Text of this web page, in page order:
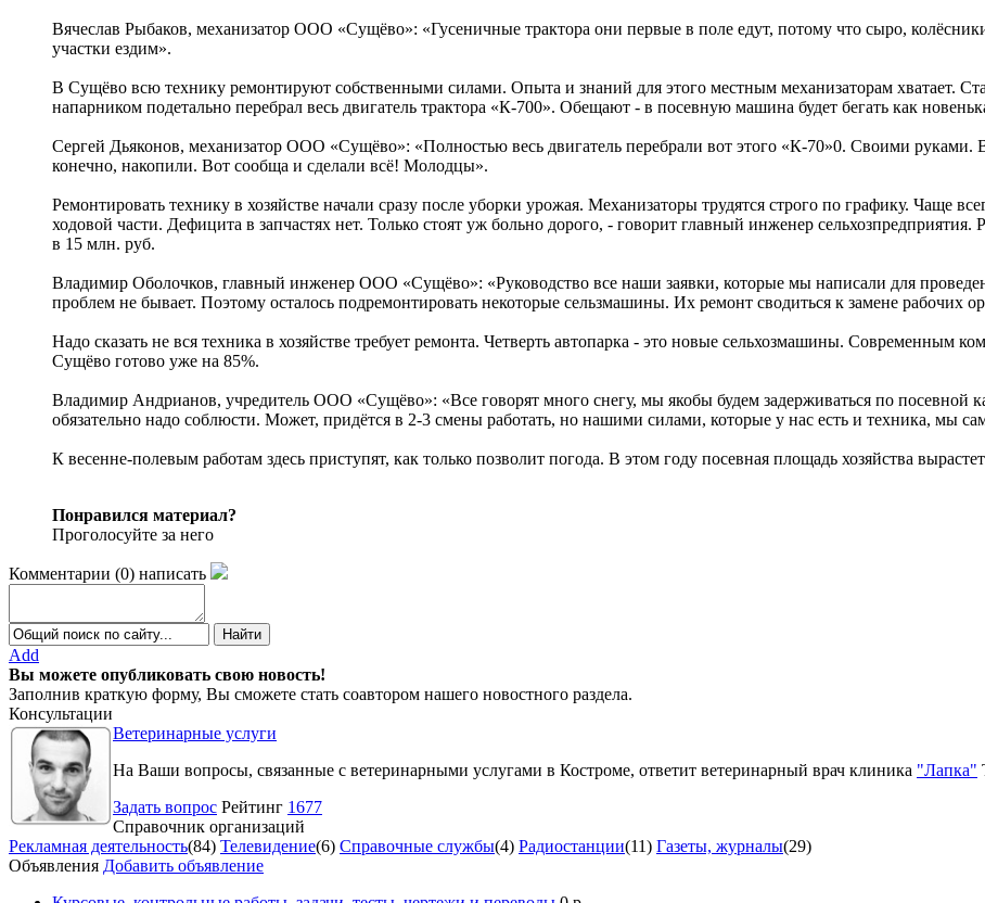
Вячеслав Рыбаков, механизатор ООО «Сущёво»: «Гусеничные трактора они первые в поле едут, потому что сыро,
участки ездим».
В Сущёво всю технику ремонтируют собственными силами. Опыта и знаний для этого местным механизаторам хватает.
напарником подетально перебрал весь двигатель трактора «К-700». Обещают - в посевную машина будет бегать как
Сергей Дьяконов, механизатор ООО «Сущёво»: «Полностью весь двигатель перебрали вот этого «К-70»0. Своими
конечно, накопили. Вот сообща и сделали всё! Молодцы».
Ремонтировать технику в хозяйстве начали сразу после уборки урожая. Механизаторы трудятся строго по графику. Чаще
ходовой части. Дефицита в запчастях нет. Только стоят уж больно дорого, - говорит главный инженер
в 15 млн. руб.
Владимир Оболочков, главный инженер ООО «Сущёво»: «Руководство все наши заявки, которые мы написали для
проблем не бывает. Поэтому осталось подремонтировать некоторые сельзмашины. Их ремонт сводиться к замене рабочих
Надо сказать не вся техника в хозяйстве требует ремонта. Четверть автопарка - это новые сельхозмашины. Современным
Сущёво готово уже на 85%.
Владимир Андрианов, учредитель ООО «Сущёво»: «Все говорят много снегу, мы якобы будем задерживаться по посевной
обязательно надо соблюсти. Может, придётся в 2-3 смены работать, но нашими силами, которые у нас есть и техника, мы
К весенне-полевым работам здесь приступят, как только позволит погода. В этом году посевная площадь хозяйства
Понравился материал?
Проголосуйте за него
Комментарии (0) написать
Add
Вы можете опубликовать свою новость!
Заполнив краткую форму, Вы сможете стать соавтором нашего новостного раздела.
Консультации
Ветеринарные услуги
На Ваши вопросы, связанные с ветеринарными услугами в Костроме, ответит ветеринарный врач клиника "Лапка"
Задать вопрос Рейтинг 1677
Справочник организаций
Рекламная деятельность(84) Телевидение(6) Справочные службы(4) Радиостанции(11) Газеты, журналы(29)
Объявления Добавить объявление